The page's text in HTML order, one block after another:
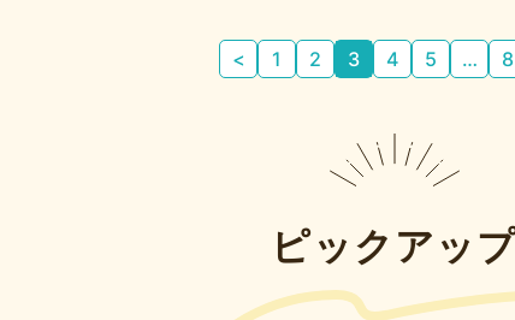
< 1 2 3 4 5 … 8
ピックアッ